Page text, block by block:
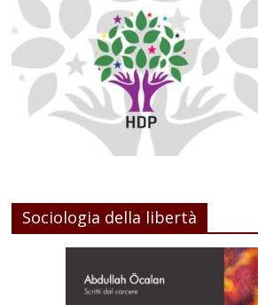
Sociologia della libertà